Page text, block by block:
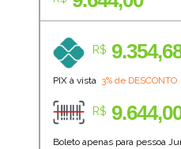
R$
PIX à vista 3% de DESCONTO
R$
Boleto apenas para pessoa